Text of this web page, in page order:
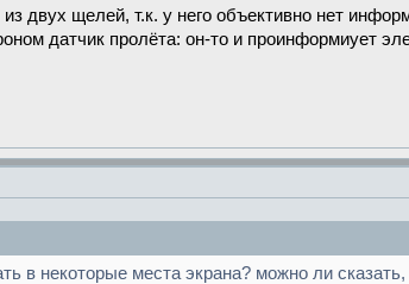
двух щелей, т.к. у него объективно нет
датчик пролёта: он-то и проинформиует
в некоторые места экрана? можно ли